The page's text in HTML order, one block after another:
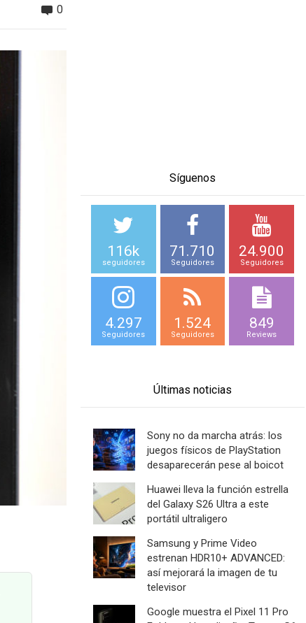
0
Síguenos
116k
seguidores
71.710
Seguidores
24.900
Seguidores
4.297
Seguidores
1.524
Seguidores
849
Reviews
Últimas noticias
Sony no da marcha atrás: los
juegos físicos de PlayStation
desaparecerán pese al boicot
Huawei lleva la función estrella
del Galaxy S26 Ultra a este
portátil ultraligero
Samsung y Prime Video
estrenan HDR10+ ADVANCED:
así mejorará la imagen de tu
televisor
Google muestra el Pixel 11 Pro